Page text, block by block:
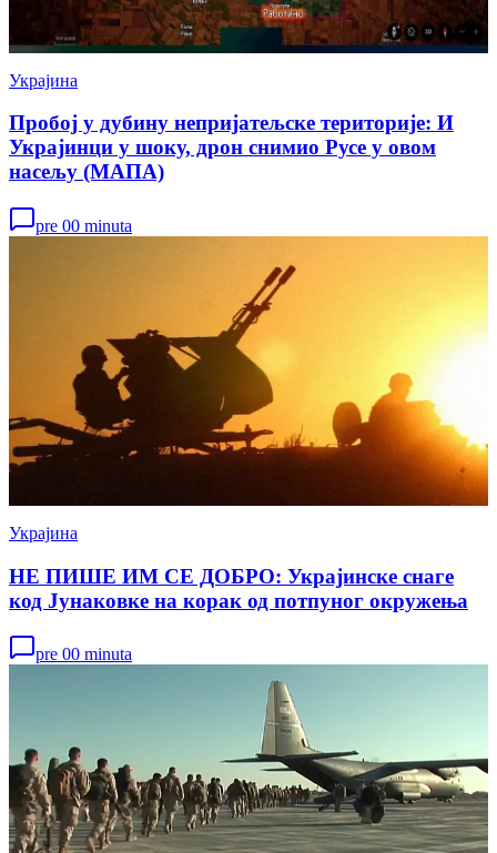
Украјина
Пробој у дубину непријатељске територије: И
Украјинци у шоку, дрон снимио Русе у овом
насељу (МАПА)
pre 00 minuta
Украјина
НЕ ПИШЕ ИМ СЕ ДОБРО: Украјинске снаге
код Јунаковке на корак од потпуног окружења
pre 00 minuta